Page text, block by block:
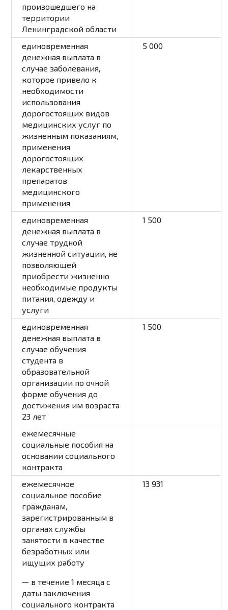
произошедшего на
территории
Ленинградской области
единовременная
денежная выплата в
случае заболевания,
которое привело к
необходимости
использования
дорогостоящих видов
медицинских услуг по
жизненным показаниям,
применения
дорогостоящих
лекарственных
препаратов
медицинского
применения
5 000
единовременная
денежная выплата в
случае трудной
жизненной ситуации, не
позволяющей
приобрести жизненно
необходимые продукты
питания, одежду и
услуги
1 500
единовременная
денежная выплата в
случае обучения
студента в
образовательной
организации по очной
форме обучения до
достижения им возраста
23 лет
1 500
ежемесячные
социальные пособия на
основании социального
контракта
ежемесячное
социальное пособие
гражданам,
зарегистрированным в
органах службы
занятости в качестве
безработных или
ищущих работу
— в течение 1 месяца с
даты заключения
социального контракта
13 931